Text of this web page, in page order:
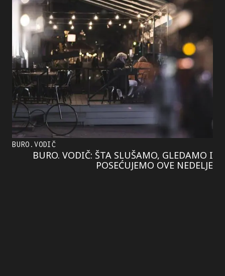
BURO.VODIČ
BURO. VODIČ: ŠTA SLUŠAMO, GLEDAMO I
POSEĆUJEMO OVE NEDELJE